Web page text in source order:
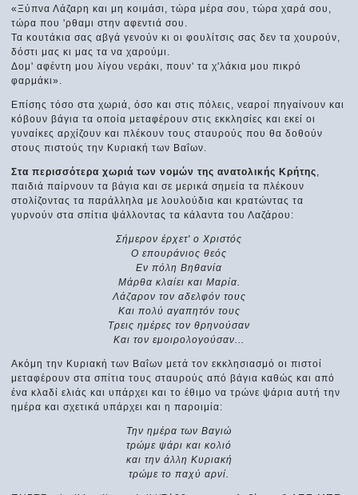
«Ξύπνα Λάζαρη και μη κοιμάσι, τώρα μέρα σου, τώρα χαρά σου,
τώρα που 'ρθαμι στην αφεντιά σου.
Τα κουτάκια σας αβγά γενούν κι οι φουλίτσις σας δεν τα χουρούν,
δόστι μας κι μας τα να χαρούμι.
Δομ' αφέντη μου λίγου νεράκι, πουν' τα χ'λάκια μου πικρό
φαρμάκι».
Επίσης τόσο στα χωριά, όσο και στις πόλεις, νεαροί πηγαίνουν και
κόβουν βάγια τα οποία μεταφέρουν στις εκκλησίες και εκεί οι
γυναίκες αρχίζουν και πλέκουν τους σταυρούς που θα δοθούν
στους πιστούς την Κυριακή των Βαΐων.
Στα περισσότερα χωριά των νομών της ανατολικής Κρήτης,
παιδιά παίρνουν τα βάγια και σε μερικά σημεία τα πλέκουν
στολίζοντας τα παράλληλα με λουλούδια και κρατώντας τα
γυρνούν στα σπίτια ψάλλοντας τα κάλαντα του Λαζάρου:
Σήμερον έρχετ' ο Χριστός
Ο επουράνιος θεός
Εν πόλη Βηθανία
Μάρθα κλαίει και Μαρία.
Λάζαρον τον αδελφόν τους
Και πολύ αγαπητόν τους
Τρεις ημέρες τον θρηνούσαν
Και τον εμοιρολογούσαν...
Ακόμη την Κυριακή των Βαΐων μετά τον εκκλησιασμό οι πιστοί
μεταφέρουν στα σπίτια τους σταυρούς από βάγια καθώς και από
ένα κλαδί ελιάς και υπάρχει και το έθιμο να τρώνε ψάρια αυτή την
ημέρα και σχετικά υπάρχει και η παροιμία:
Την ημέρα των Βαγιώ
τρώμε ψάρι και κολιό
και την άλλη Κυριακή
τρώμε το παχύ αρνί.